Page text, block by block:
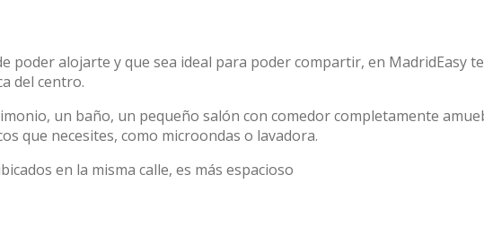
poder alojarte y que sea ideal para poder compartir, en MadridEasy te
del centro.
un baño, un pequeño salón con comedor completamente
que necesites, como microondas o lavadora.
en la misma calle, es más espacioso